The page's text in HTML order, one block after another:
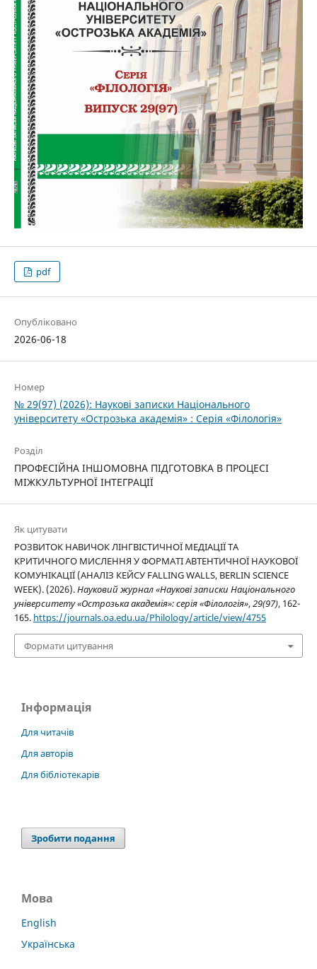
pdf
Опубліковано
2026-06-18
Номер
№ 29(97) (2026): Наукові записки Національного
університету «Острозька академія» : Серія «Філологія»
Розділ
ПРОФЕСІЙНА ІНШОМОВНА ПІДГОТОВКА В ПРОЦЕСІ
МІЖКУЛЬТУРНОЇ ІНТЕГРАЦІЇ
Як цитувати
РОЗВИТОК НАВИЧОК ЛІНГВІСТИЧНОЇ МЕДІАЦІЇ ТА
КРИТИЧНОГО МИСЛЕННЯ У ФОРМАТІ АВТЕНТИЧНОЇ НАУКОВОЇ
КОМУНІКАЦІЇ (АНАЛІЗ КЕЙСУ FALLING WALLS, BERLIN SCIENCE
WEEK). (2026).Науковий журнал «Наукові записки Національного
університету «Острозька академія»: серія «Філологія»,29(97), 162-
165. https://journals.oa.edu.ua/Philology/article/view/4755
Формати цитування
Інформація
Для читачів
Для авторів
Для бібліотекарів
Зробити подання
Мова
English
Українська